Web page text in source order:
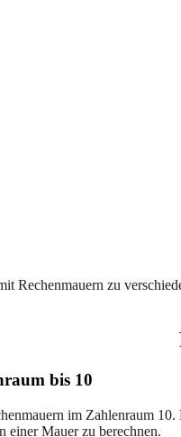
Rechenmauern zu
bis 10
im Zahlenraum
einer Mauer zu berechnen.